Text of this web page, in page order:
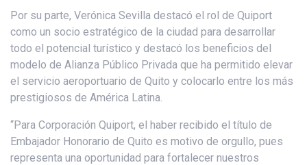
Por su parte, Verónica Sevilla destacó el rol de Quiport
como un socio estratégico de la ciudad para desarrollar
todo el potencial turístico y destacó los beneficios del
modelo de Alianza Público Privada que ha permitido elevar
el servicio aeroportuario de Quito y colocarlo entre los más
prestigiosos de América Latina.
“Para Corporación Quiport, el haber recibido el título de
Embajador Honorario de Quito es motivo de orgullo, pues
representa una oportunidad para fortalecer nuestros